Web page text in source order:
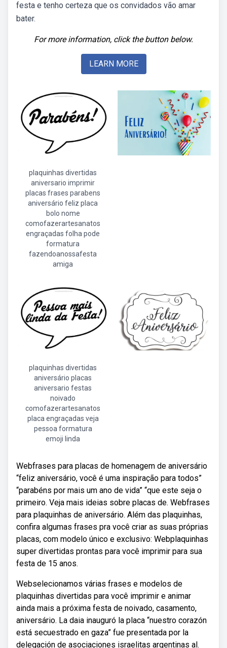
festa e tenho certeza que os convidados vão amar
bater.
For more information, click the button below.
LEARN MORE
plaquinhas divertidas
aniversario imprimir
placas frases parabens
aniversário feliz placa
bolo nome
comofazerartesanatos
engraçadas folha pode
formatura
fazendoanossafesta
amiga
plaquinhas divertidas
aniversário placas
aniversario festas
noivado
comofazerartesanatos
placa engraçadas veja
pessoa formatura
emoji linda
Webfrases para placas de homenagem de aniversário
“feliz aniversário, você é uma inspiração para todos”
“parabéns por mais um ano de vida” “que este seja o
primeiro. Veja mais ideias sobre placas de. Webfrases
para plaquinhas de aniversário. Além das plaquinhas,
confira algumas frases pra você criar as suas próprias
placas, com modelo único e exclusivo: Webplaquinhas
super divertidas prontas para você imprimir para sua
festa de 15 anos.
Webselecionamos várias frases e modelos de
plaquinhas divertidas para você imprimir e animar
ainda mais a próxima festa de noivado, casamento,
aniversário. La daia inauguró la placa “nuestro corazón
está secuestrado en gaza” fue presentada por la
delegación de asociaciones israelitas argentinas al.